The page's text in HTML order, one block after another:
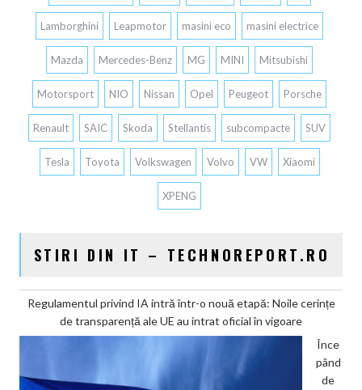
Lamborghini Leapmotor masini eco masini electrice
Mazda Mercedes-Benz MG MINI Mitsubishi
Motorsport NIO Nissan Opel Peugeot Porsche
Renault SAIC Skoda Stellantis subcompacte SUV
Tesla Toyota Volkswagen Volvo VW Xiaomi
XPENG
STIRI DIN IT – TECHNOREPORT.RO
Regulamentul privind IA intră într-o nouă etapă: Noile cerințe
de transparență ale UE au intrat oficial în vigoare
Înce
pând
de